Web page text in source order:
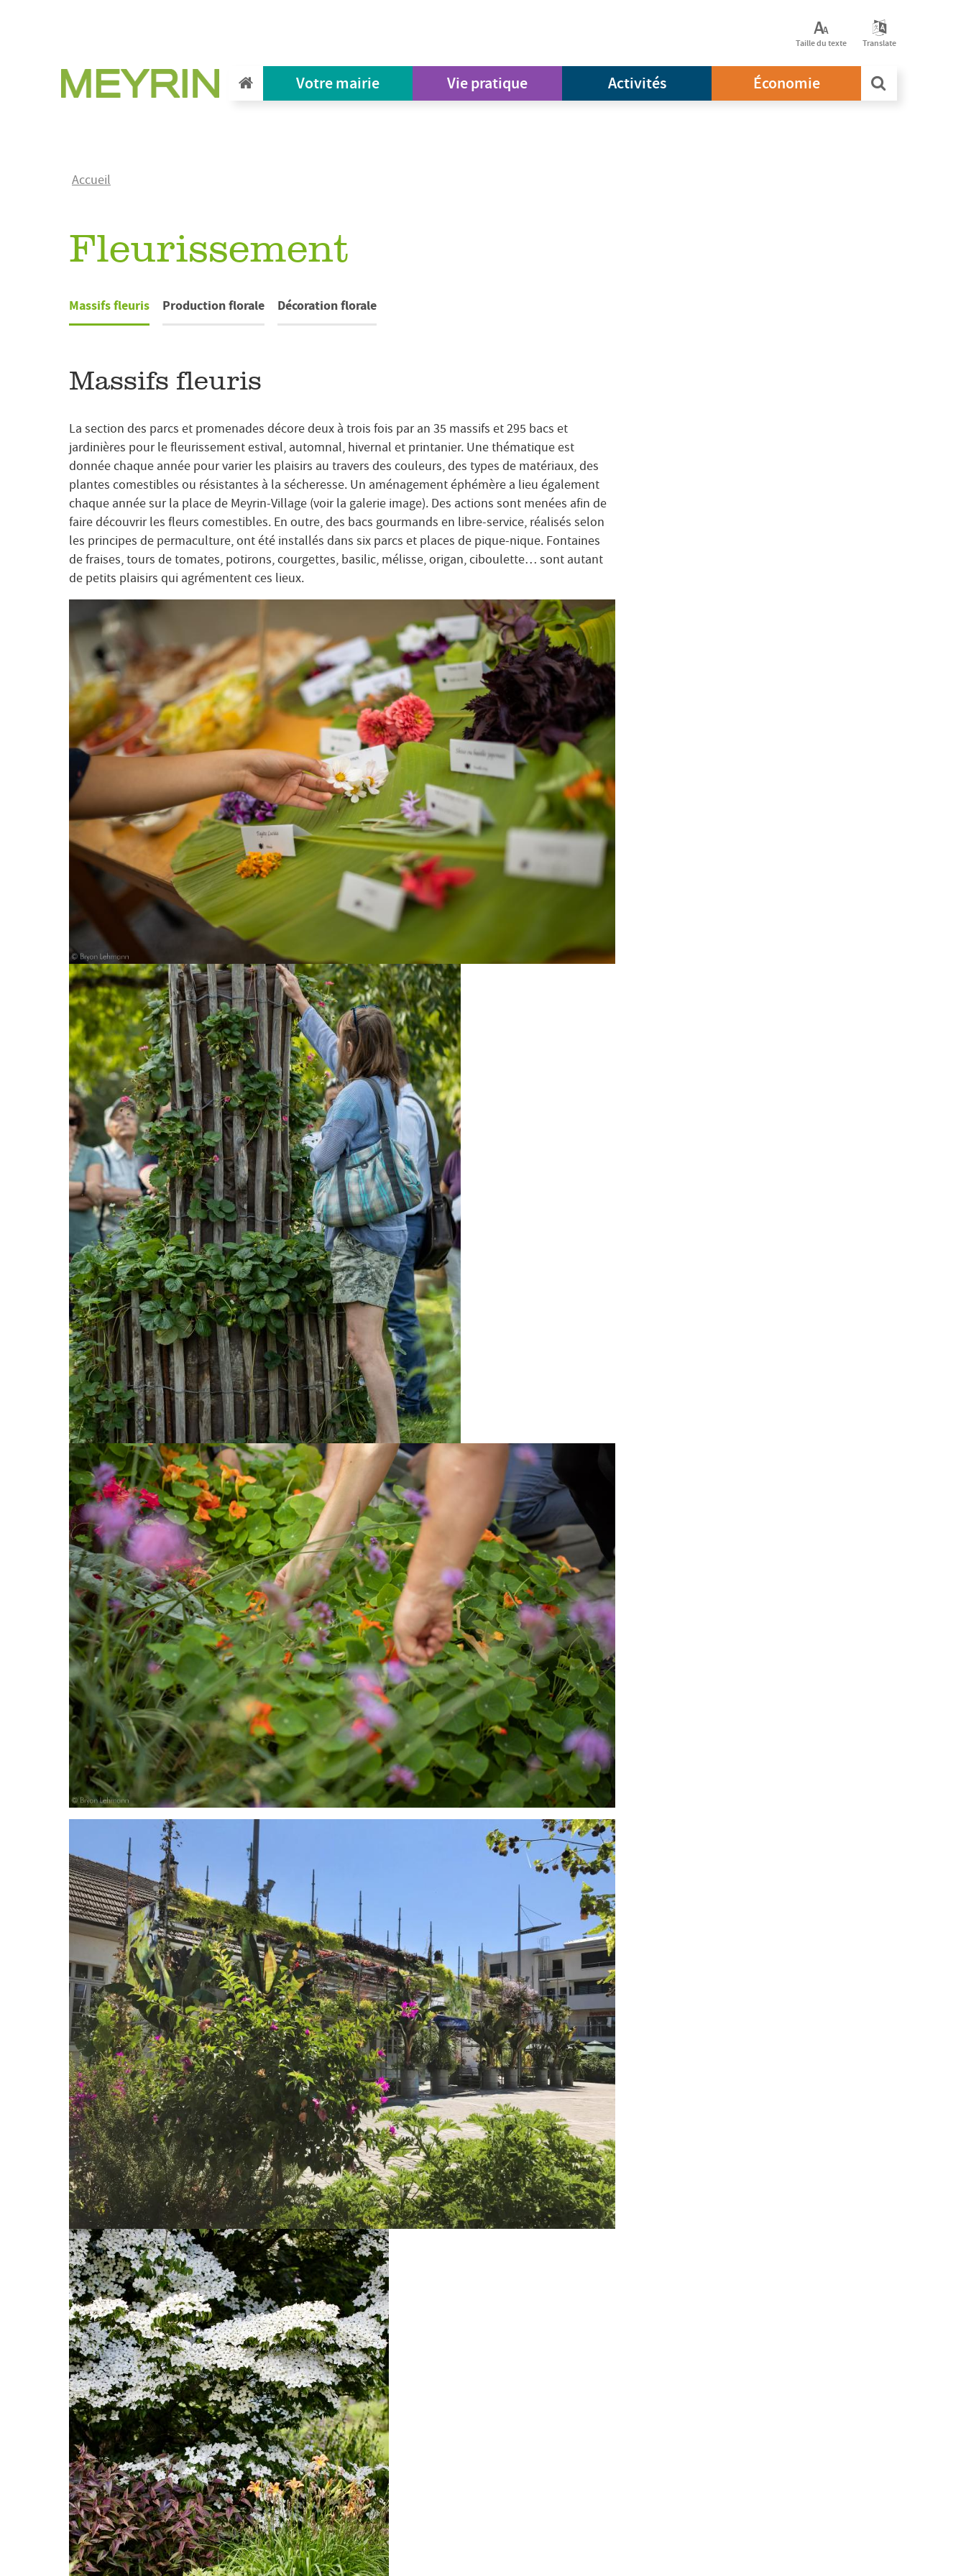
Taille du texte Translate
Votre mairie Vie pratique Activités Économie
FilAccueil
Fleurissement
Massifs fleuris Production florale Décoration florale
Massifs fleuris
La section des parcs et promenades décore deux à trois fois par an 35 massifs et 295 bacs et
jardinières pour le fleurissement estival, automnal, hivernal et printanier. Une thématique est
donnée chaque année pour varier les plaisirs au travers des couleurs, des types de matériaux, des
plantes comestibles ou résistantes à la sécheresse. Un aménagement éphémère a lieu également
chaque année sur la place de Meyrin-Village (voir la galerie image). Des actions sont menées afin de
faire découvrir les fleurs comestibles. En outre, des bacs gourmands en libre-service, réalisés selon
les principes de permaculture, ont été installés dans six parcs et places de pique-nique. Fontaines
de fraises, tours de tomates, potirons, courgettes, basilic, mélisse, origan, ciboulette… sont autant
de petits plaisirs qui agrémentent ces lieux.